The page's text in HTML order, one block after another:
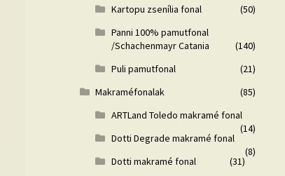
Kartopu zsenília fonal
(50)
Panni 100% pamutfonal
/Schachenmayr Catania
(140)
Puli pamutfonal
(21)
Makraméfonalak
(85)
ARTLand Toledo makramé fonal
(14)
Dotti Degrade makramé fonal
(8)
Dotti makramé fonal
(31)